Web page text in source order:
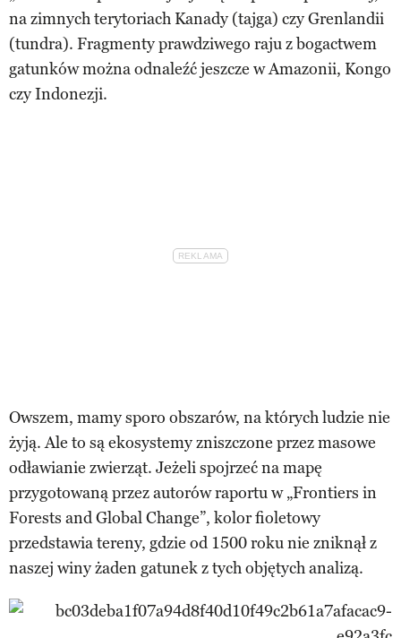
na zimnych terytoriach Kanady (tajga) czy Grenlandii
(tundra). Fragmenty prawdziwego raju z bogactwem
gatunków można odnaleźć jeszcze w Amazonii, Kongo
czy Indonezji.
Owszem, mamy sporo obszarów, na których ludzie nie
żyją. Ale to są ekosystemy zniszczone przez masowe
odławianie zwierząt. Jeżeli spojrzeć na mapę
przygotowaną przez autorów raportu w „Frontiers in
Forests and Global Change”, kolor fioletowy
przedstawia tereny, gdzie od 1500 roku nie zniknął z
naszej winy żaden gatunek z tych objętych analizą.